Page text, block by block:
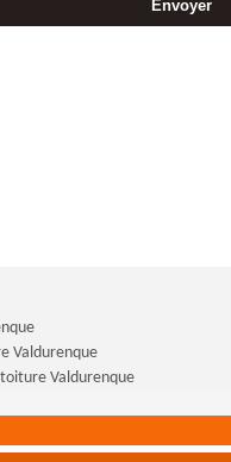
Valdurenque
Valdurenque